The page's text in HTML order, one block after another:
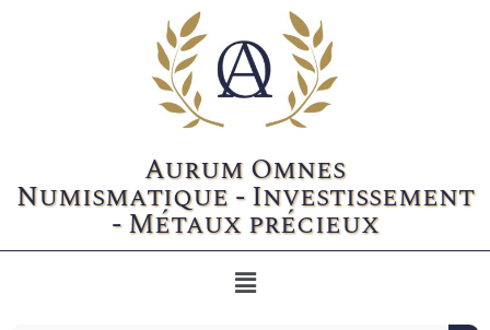
Aurum Omnes
Numismatique - Investissement
- Métaux précieux